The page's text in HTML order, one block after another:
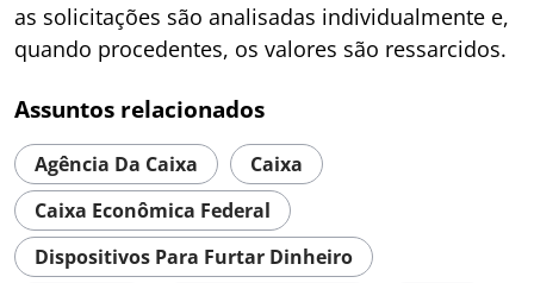
as solicitações são analisadas individualmente e,
quando procedentes, os valores são ressarcidos.
Assuntos relacionados
Agência Da Caixa
Caixa
Caixa Econômica Federal
Dispositivos Para Furtar Dinheiro